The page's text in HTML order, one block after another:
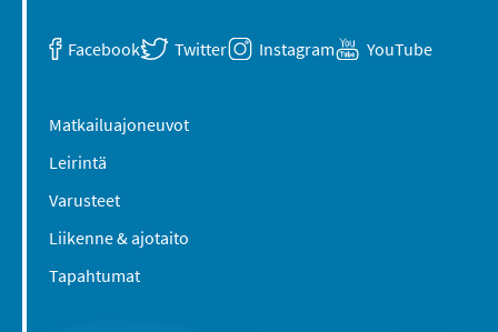
Facebook Twitter Instagram YouTube
Matkailuajoneuvot
Leirintä
Varusteet
Liikenne & ajotaito
Tapahtumat